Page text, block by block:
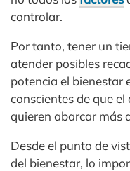
controlar.
Por tanto, tener un
atender posibles
potencia el bienestar
conscientes de que
quieren abarcar más
Desde el punto de
del bienestar, lo